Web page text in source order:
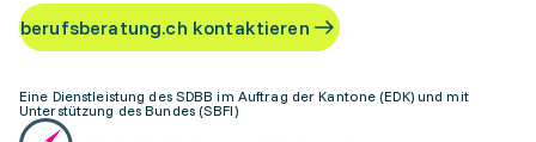
berufsberatung.ch kontaktieren
Eine Dienstleistung des SDBB im Auftrag der Kantone (EDK) und mit
Unterstützung des Bundes (SBFI)